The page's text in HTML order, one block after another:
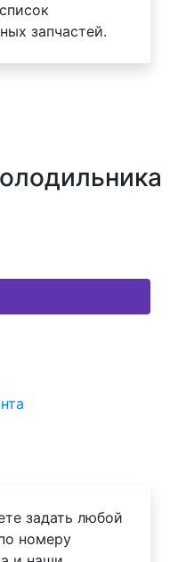
запчастей.
задать любой
номеру